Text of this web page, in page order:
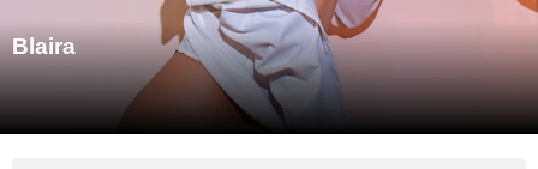
Blaira